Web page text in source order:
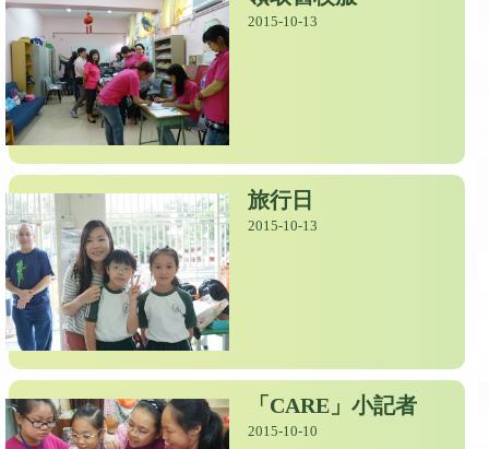
2015-10-13
旅行日
2015-10-13
「CARE」小記者
2015-10-10